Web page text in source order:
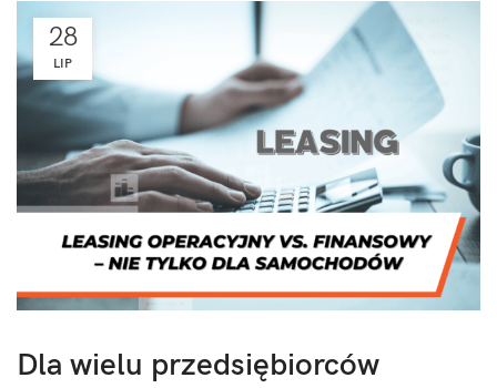
28
LIP
Dla wielu przedsiębiorców